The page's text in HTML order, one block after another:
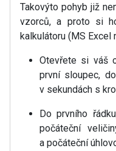
Takovýto pohyb již
vzorců, a proto si
kalkulátoru (MS Excel
Otevřete si váš
první sloupec,
v sekundách s
Do prvního
počáteční
a počáteční